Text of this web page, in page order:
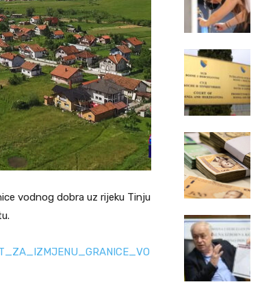
vodnog dobra uz rijeku Tinju